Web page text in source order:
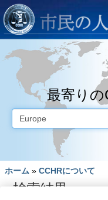
最寄りの
ホーム » CCHRについて
検索結果